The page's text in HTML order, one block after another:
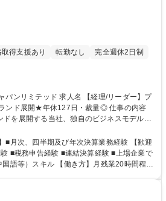
取得支援あり 転勤なし
完全週休2日制
人名 【経理/リーダー】プ
展開★年休127日・裁量◎ 仕事の内容
を展開する当社、独自のビジネスモデルに
クラスの高い収益性を実現！今後さらなる
を支える経理ポジションの募集です◎ 【詳
担当いただきます。 ■月次、四半期及び年次
査対応 ■子会社・関連会社の管理 ■その他
ムメンバーの育成を牽引など貢献実感◎
■月次、四半期及び年次決算業務経験 【歓迎
■税務申告経験 ■連結決算経験 ■上場企業で
き方】月残業20時間程・
期から中国などに進出し、グローバル展開